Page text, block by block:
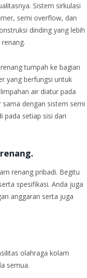
Sistem sirkulasi
semi overflow, dan
dinding yang lebih
tumpah ke bagian
yang berfungsi untuk
air diatur pada
sama dengan sistem semi
pada setiap sisi dari
renang pribadi. Begitu
spesifikasi. Anda juga
anggaran serta juga
olahraga kolam
semua.